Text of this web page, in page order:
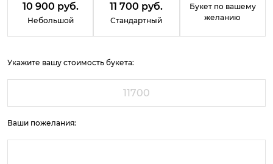
10 900 руб.
Небольшой
11 700 руб.
Стандартный
Букет по вашему
желанию
Укажите вашу стоимость букета:
Ваши пожелания: